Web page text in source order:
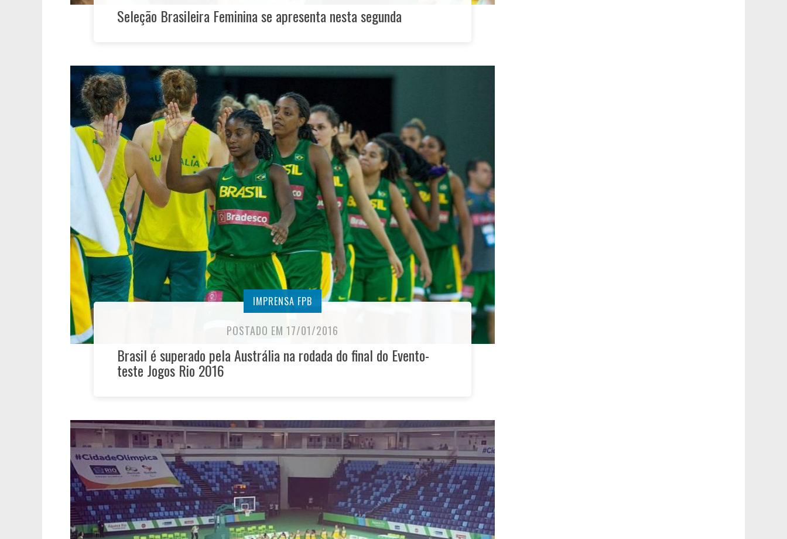
Seleção Brasileira Feminina se apresenta nesta segunda
IMPRENSA FPB
POSTADO EM 17/01/2016
Brasil é superado pela Austrália na rodada do final do Evento-
teste Jogos Rio 2016